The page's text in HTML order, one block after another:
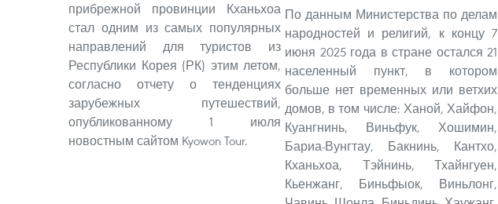
прибрежной провинции Кханьхоа
стал одним из самых популярных
направлений для туристов из
Республики Корея (РК) этим летом,
согласно отчету о тенденциях
зарубежных путешествий,
опубликованному 1 июля
новостным сайтом Kyowon Tour.
По данным Министерства по делам
народностей и религий, к концу 7
июня 2025 года в стране остался 21
населенный пункт, в котором
больше нет временных или ветхих
домов, в том числе: Ханой, Хайфон,
Куангнинь, Виньфук, Хошимин,
Бариа-Вунгтау, Бакнинь, Кантхо,
Кханьхоа, Тэйнинь, Тхайнгуен,
Кьенжанг, Биньфыок, Виньлонг,